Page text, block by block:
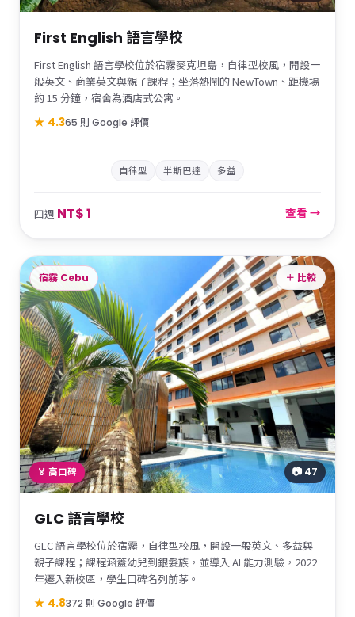
First English 語言學校
First English 語言學校位於宿霧麥克坦島，自律型校風，開設一
般英文、商業英文與親子課程；坐落熱鬧的 NewTown、距機場
約 15 分鐘，宿舍為酒店式公寓。
★ 4.365 則 Google 評價
自律型 半斯巴達 多益
四週 NT$ 1 查看 →
宿霧 Cebu
📷 47
🏅 高口碑
＋ 比較
GLC 語言學校
GLC 語言學校位於宿霧，自律型校風，開設一般英文、多益與
親子課程；課程涵蓋幼兒到銀髮族，並導入 AI 能力測驗，2022
年遷入新校區，學生口碑名列前茅。
★ 4.8372 則 Google 評價